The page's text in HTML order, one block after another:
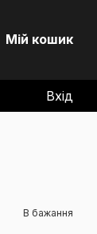
Мій кошик
Вхід
В бажання